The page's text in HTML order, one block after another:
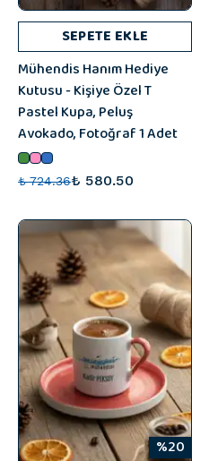
SEPETE EKLE
Mühendis Hanım Hediye
Kutusu - Kişiye Özel T
Pastel Kupa, Peluş
Avokado, Fotoğraf 1 Adet
₺ 724.36₺ 580.50
%20